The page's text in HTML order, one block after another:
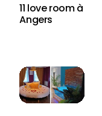
11 love room à
Angers